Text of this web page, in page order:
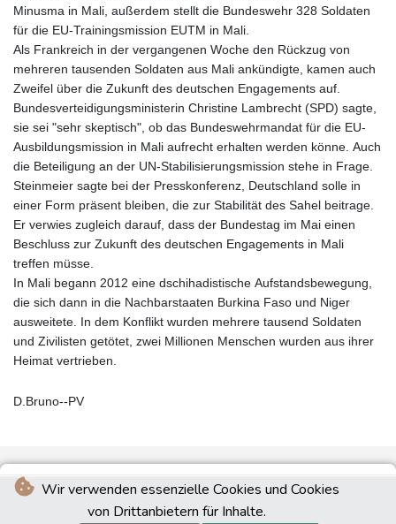
Wir verwenden essenzielle Cookies und Cookies
von Drittanbietern für Inhalte.
Minusma in Mali, außerdem stellt die Bundeswehr 328 Soldaten
für die EU-Trainingsmission EUTM in Mali.
Als Frankreich in der vergangenen Woche den Rückzug von
mehreren tausenden Soldaten aus Mali ankündigte, kamen auch
Zweifel über die Zukunft des deutschen Engagements auf.
Bundesverteidigungsministerin Christine Lambrecht (SPD) sagte,
sie sei "sehr skeptisch", ob das Bundeswehrmandat für die EU-
Ausbildungsmission in Mali aufrecht erhalten werden könne. Auch
die Beteiligung an der UN-Stabilisierungsmission stehe in Frage.
Steinmeier sagte bei der Presskonferenz, Deutschland solle in
einer Form präsent bleiben, die zur Stabilität des Sahel beitrage.
Er verwies zugleich darauf, dass der Bundestag im Mai einen
Beschluss zur Zukunft des deutschen Engagements in Mali
treffen müsse.
In Mali begann 2012 eine dschihadistische Aufstandsbewegung,
die sich dann in die Nachbarstaaten Burkina Faso und Niger
ausweitete. In dem Konflikt wurden mehrere tausend Soldaten
und Zivilisten getötet, zwei Millionen Menschen wurden aus ihrer
Heimat vertrieben.
D.Bruno--PV